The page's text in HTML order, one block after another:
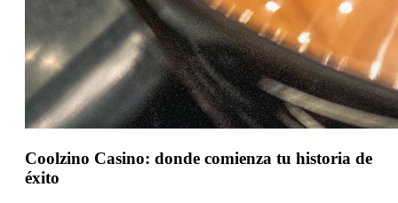
Coolzino Casino: donde comienza tu historia de
éxito